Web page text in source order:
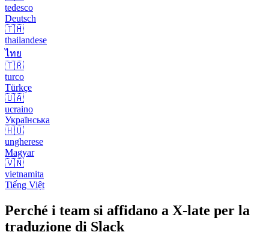
tedesco
Deutsch
🇹🇭
thailandese
ไทย
🇹🇷
turco
Türkçe
🇺🇦
ucraino
Українська
🇭🇺
ungherese
Magyar
🇻🇳
vietnamita
Tiếng Việt
Perché i team si affidano a X-late per la
traduzione di Slack